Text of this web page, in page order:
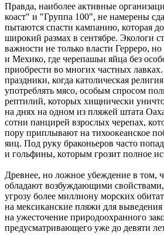
Правда, наиболее активные
коаст" и "Группа 100", не намерены
пытаются спасти кампанию, которая
широкий размах в сентябре. Экологи
важности не только власти Герреро,
и Мехико, где черепашьи яйца без
приобрести во многих частных
праздники, когда католическая
употреблять мясо, особым спросом
рептилий, которых хищнически
на днях на одном из пляжей штата
сотни панцирей взрослых черепах,
пору приплывают на тихоокеанское
яиц. Под руку браконьеров часто
и гольфины, которым грозит полное
Древнее, но ложное убеждение в том,
обладают возбуждающими свойствами,
угрозу более миллиону морских
на мексиканские пляжи для
на ужесточение природоохранного
предусматривающего уже до девяти